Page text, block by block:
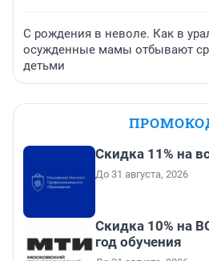
С рождения в неволе. Как в
осужденные мамы отбывают
детьми
Скидка 11% на
До 31 августа, 2026
Скидка 10% на
год обучения